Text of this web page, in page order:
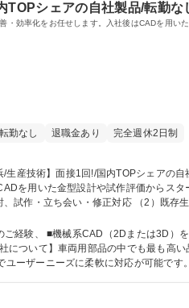
TOPシェアの自社製品/転勤
・効率化をお任せします。入社後はCADを用
転勤なし 退職金あり 完全週休2日制
を用いた金型設計や試作評価からス
、試作・立ち会い・修正対応 （2）既
場と連携した工程全体の効率化およ
深めつつ、生産
ご経験、 ■機械系CAD（2Dまたは3D
ーザーニーズに柔軟に対応が可能で